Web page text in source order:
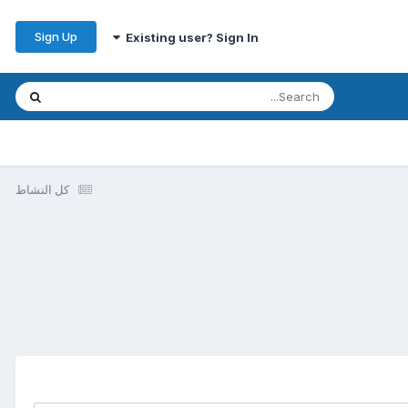
Existing user? Sign In
Sign Up
كل النشاط